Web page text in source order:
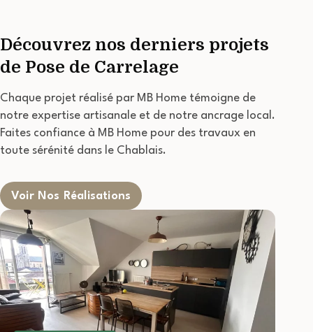
Découvrez nos derniers projets
de Pose de Carrelage
Chaque projet réalisé par MB Home témoigne de
notre expertise artisanale et de notre ancrage local.
Faites confiance à MB Home pour des travaux en
toute sérénité dans le Chablais.
Voir Nos Réalisations